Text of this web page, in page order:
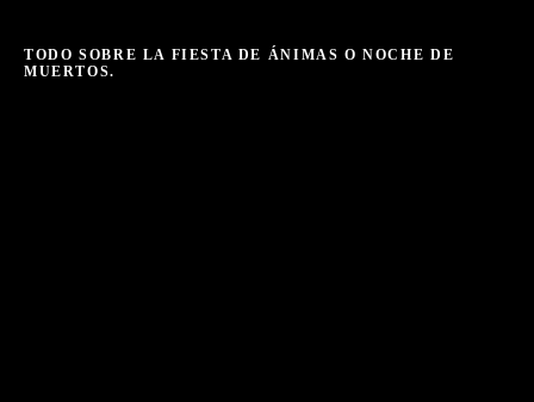
TODO SOBRE LA FIESTA DE ÁNIMAS O NOCHE DE
MUERTOS.